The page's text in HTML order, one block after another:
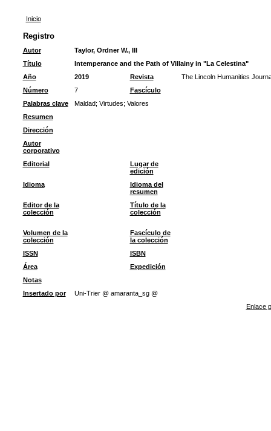
Inicio
Registro
Autor
Taylor, Ordner W., III
Título
Intemperance and the Path of Villainy in "La Celestina"
Año
2019 Revista
The Lincoln Humanities
Número
7
Fascículo
Palabras clave
Maldad; Virtudes; Valores
Resumen
Dirección
Autor
corporativo
Editorial
Lugar de
edición
Idioma
Idioma del
resumen
Editor de la
colección
Título de la
colección
Volumen de la
colección
Fascículo de
la colección
ISSN
ISBN
Área
Expedición
Notas
Insertado por
Uni-Trier @ amaranta_sg @
Enlace